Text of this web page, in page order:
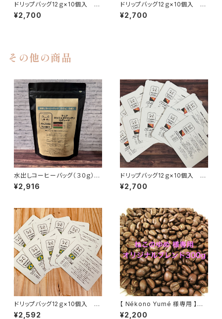
ドリップバッグ12ｇ×10個入 パ
プアニューギニア ハイランドス
ウィート
¥2,700
ドリップバッグ12ｇ×10個入 ミ
ャンマーG1 星山スペシャルティ
¥2,700
その他の商品
水出しコーヒーバッグ（３０ｇ）×
６個入 ケニア キリニャガマウ
ンテン Qグレード
¥2,916
ドリップバッグ12ｇ×10個入 パ
プアニューギニア ハイランドス
ウィート
¥2,700
ドリップバッグ12ｇ×10個入 ブ
ラジル ブルボン アマレロ アル
¥2,592
【 Nékono Yumé 様専用 】オ
リジナルブレンド300g
¥2,200